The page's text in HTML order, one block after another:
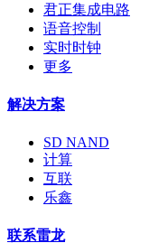
君正集成电路
语音控制
实时时钟
更多
解决方案
SD NAND
计算
互联
乐鑫
联系雷龙